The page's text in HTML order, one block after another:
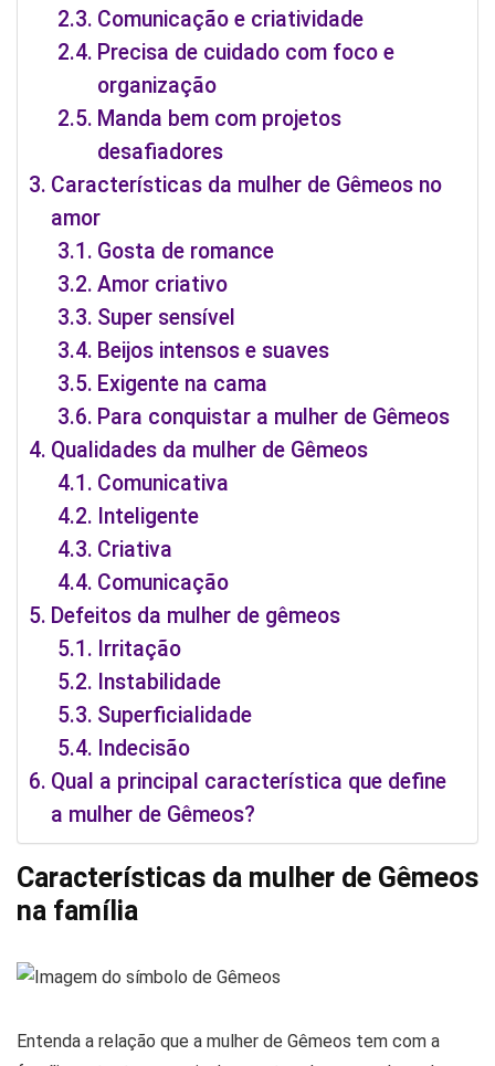
Comunicação e criatividade
Precisa de cuidado com foco e
organização
Manda bem com projetos
desafiadores
Características da mulher de Gêmeos no
amor
Gosta de romance
Amor criativo
Super sensível
Beijos intensos e suaves
Exigente na cama
Para conquistar a mulher de Gêmeos
Qualidades da mulher de Gêmeos
Comunicativa
Inteligente
Criativa
Comunicação
Defeitos da mulher de gêmeos
Irritação
Instabilidade
Superficialidade
Indecisão
Qual a principal característica que define
a mulher de Gêmeos?
Características da mulher de Gêmeos
na família
Entenda a relação que a mulher de Gêmeos tem com a